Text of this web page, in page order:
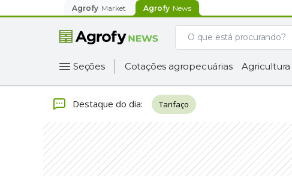
Agrofy Market Agrofy News
Seções Cotações agropecuárias Agricultura
Destaque do dia: Tarifaço